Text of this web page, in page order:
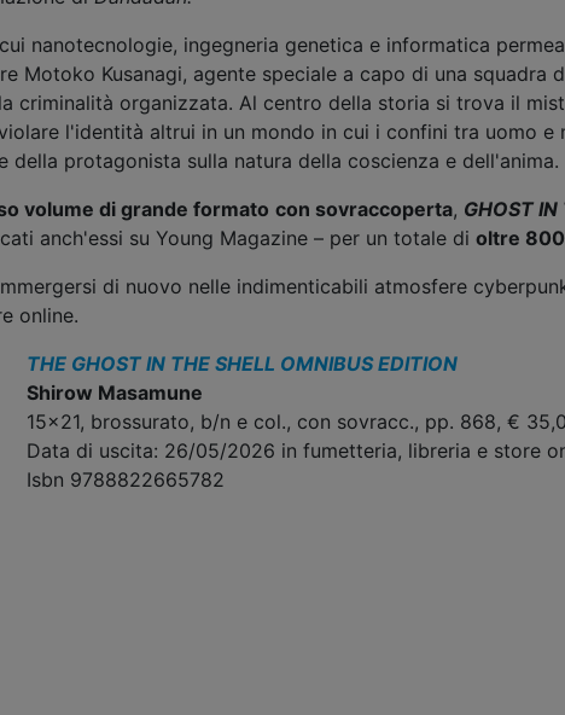
nanotecnologie, ingegneria genetica e informatica
Motoko Kusanagi, agente speciale a capo di una squadra
criminalità organizzata. Al centro della storia si trova il
l'identità altrui in un mondo in cui i confini tra uomo e
protagonista sulla natura della coscienza e dell'anima.
volume di grande formato con sovraccoperta, GHOST IN
anch'essi su Young Magazine – per un totale di oltre 800
di nuovo nelle indimenticabili atmosfere
online.
THE GHOST IN THE SHELL OMNIBUS EDITION
Shirow Masamune
15x21, brossurato, b/n e col., con sovracc., pp. 868, €
Data di uscita: 26/05/2026 in fumetteria, libreria e store
Isbn 9788822665782